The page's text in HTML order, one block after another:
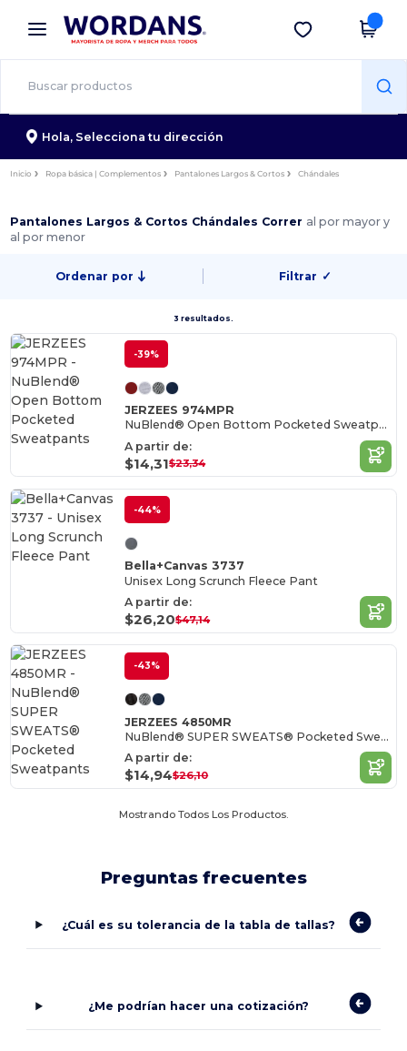
× App de Wordans
¡Mejores precios en app!
Descargar app
Hola, Selecciona tu dirección
Inicio Ropa básica | Complementos Pantalones Largos & Cortos Chándales
Pantalones Largos & Cortos Chándales Correr al por mayor y
al por menor
Ordenar por Filtrar ✓
3 resultados.
-39%
JERZEES 974MPR
NuBlend® Open Bottom Pocketed Sweatpants
A partir de:
$14,31$23,34
-44%
Bella+Canvas 3737
Unisex Long Scrunch Fleece Pant
A partir de:
$26,20$47,14
-43%
JERZEES 4850MR
NuBlend® SUPER SWEATS® Pocketed Sweatpants
A partir de:
$14,94$26,10
Mostrando Todos Los Productos.
Preguntas frecuentes
¿Cuál es su tolerancia de la tabla de tallas?
¿Me podrían hacer una cotización?